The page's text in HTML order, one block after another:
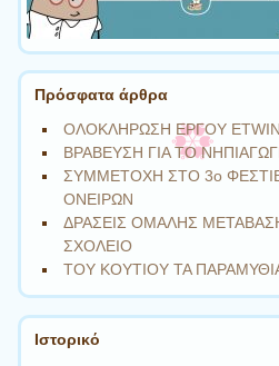
Πρόσφατα άρθρα
ΟΛΟΚΛΗΡΩΣΗ ΕΡΓΟΥ
ΒΡΑΒΕΥΣΗ ΓΙΑ ΤΟ
ΣΥΜΜΕΤΟΧΗ ΣΤΟ 3ο
ΟΝΕΙΡΩΝ
ΔΡΑΣΕΙΣ ΟΜΑΛΗΣ
ΣΧΟΛΕΙΟ
ΤΟΥ ΚΟΥΤΙΟΥ ΤΑ
Ιστορικό